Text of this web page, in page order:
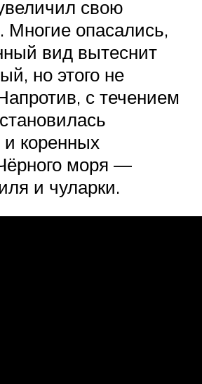
свою
Многие опасались,
вид вытеснит
но этого не
с течением
и коренных
моря —
и чуларки.